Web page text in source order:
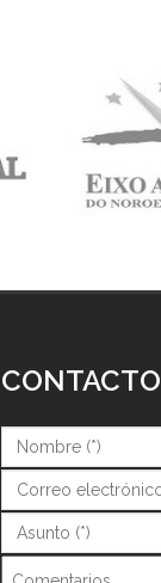
CONTACTO
Nombre (*)*
Correo (*)*
Asunto (*)*
Comentarios